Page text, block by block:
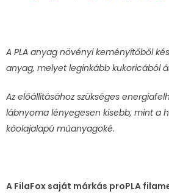
A PLA anyag növényi keményítőből
anyag, melyet leginkább kukoricából
Az előállításához szükséges
lábnyoma lényegesen kisebb, mint a
kőolajalapú műanyagoké.
A FilaFox saját márkás proPLA